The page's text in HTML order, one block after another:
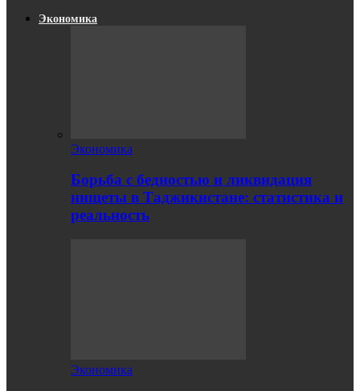
Экономика
Экономика
Борьба с бедностью и ликвидация
нищеты в Таджикистане: статистика и
реальность
Экономика